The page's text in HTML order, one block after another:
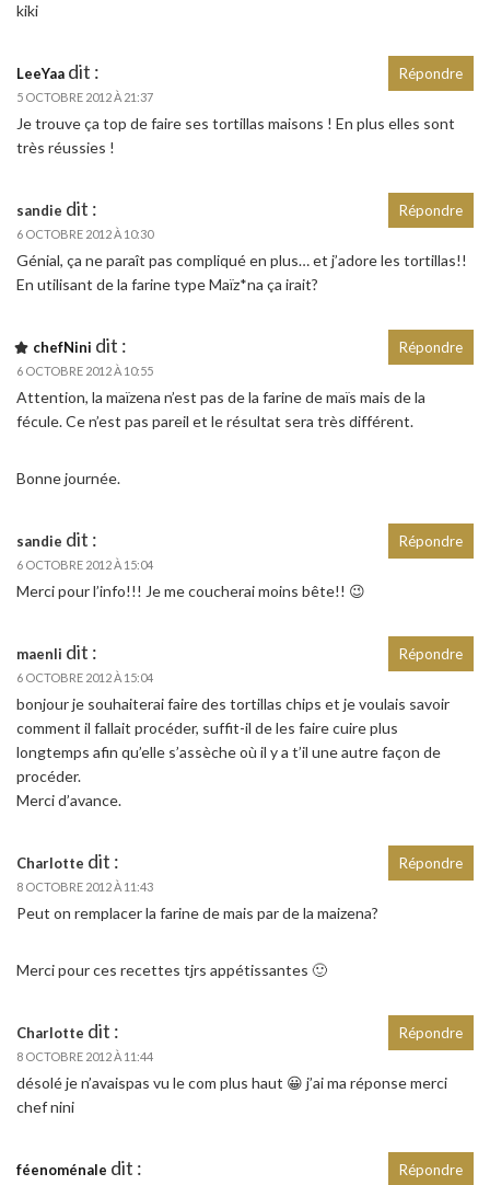
kiki
LeeYaa dit :
5 OCTOBRE 2012 À 21:37
Je trouve ça top de faire ses tortillas maisons ! En plus elles sont
très réussies !
Répondre
sandie dit :
6 OCTOBRE 2012 À 10:30
Génial, ça ne paraît pas compliqué en plus… et j’adore les tortillas!!
En utilisant de la farine type Maïz*na ça irait?
Répondre
chefNini dit :
6 OCTOBRE 2012 À 10:55
Attention, la maïzena n’est pas de la farine de maïs mais de la
fécule. Ce n’est pas pareil et le résultat sera très différent.
Bonne journée.
Répondre
sandie dit :
6 OCTOBRE 2012 À 15:04
Merci pour l’info!!! Je me coucherai moins bête!! 😉
Répondre
maenli dit :
6 OCTOBRE 2012 À 15:04
bonjour je souhaiterai faire des tortillas chips et je voulais savoir
comment il fallait procéder, suffit-il de les faire cuire plus
longtemps afin qu’elle s’assèche où il y a t’il une autre façon de
procéder.
Merci d’avance.
Répondre
Charlotte dit :
8 OCTOBRE 2012 À 11:43
Peut on remplacer la farine de mais par de la maizena?
Merci pour ces recettes tjrs appétissantes 🙂
Répondre
Charlotte dit :
8 OCTOBRE 2012 À 11:44
désolé je n’avaispas vu le com plus haut 😀 j’ai ma réponse merci
chef nini
Répondre
féenoménale dit : Répondre